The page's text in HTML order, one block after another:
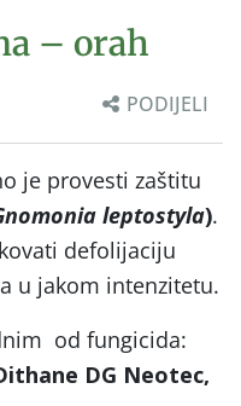
– orah
PODIJELI
je provesti zaštitu
nomonia leptostyla).
defolijaciju
u jakom intenzitetu.
od fungicida:
DG Neotec,